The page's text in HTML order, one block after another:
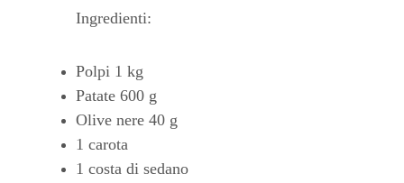
Ingredienti:
Polpi 1 kg
Patate 600 g
Olive nere 40 g
1 carota
1 costa di sedano